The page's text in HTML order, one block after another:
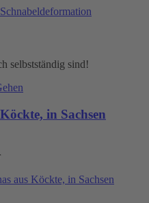
selbstständig sind!
in Sachsen
aus Köckte, in Sachsen